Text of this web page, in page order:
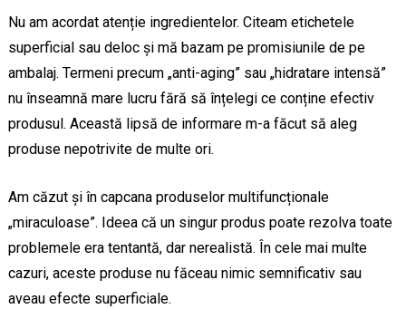
Nu am acordat atenție ingredientelor. Citeam etichetele
superficial sau deloc și mă bazam pe promisiunile de pe
ambalaj. Termeni precum „anti-aging” sau „hidratare intensă”
nu înseamnă mare lucru fără să înțelegi ce conține efectiv
produsul. Această lipsă de informare m-a făcut să aleg
produse nepotrivite de multe ori.
Am căzut și în capcana produselor multifuncționale
„miraculoase”. Ideea că un singur produs poate rezolva toate
problemele era tentantă, dar nerealistă. În cele mai multe
cazuri, aceste produse nu făceau nimic semnificativ sau
aveau efecte superficiale.